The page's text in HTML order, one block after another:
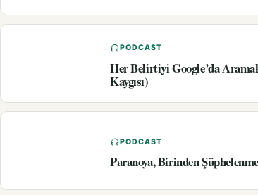
PODCAST
Her Belirtiyi Google’da
Kaygısı)
PODCAST
Paranoya, Birinden